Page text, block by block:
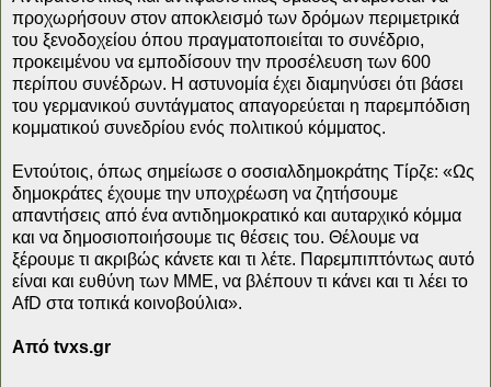
προχωρήσουν στον αποκλεισμό των δρόμων περιμετρικά
του ξενοδοχείου όπου πραγματοποιείται το συνέδριο,
προκειμένου να εμποδίσουν την προσέλευση των 600
περίπου συνέδρων. Η αστυνομία έχει διαμηνύσει ότι βάσει
του γερμανικού συντάγματος απαγορεύεται η παρεμπόδιση
κομματικού συνεδρίου ενός πολιτικού κόμματος.
Εντούτοις, όπως σημείωσε ο σοσιαλδημοκράτης Τίρζε: «Ως
δημοκράτες έχουμε την υποχρέωση να ζητήσουμε
απαντήσεις από ένα αντιδημοκρατικό και αυταρχικό κόμμα
και να δημοσιοποιήσουμε τις θέσεις του. Θέλουμε να
ξέρουμε τι ακριβώς κάνετε και τι λέτε. Παρεμπιπτόντως αυτό
είναι και ευθύνη των ΜΜΕ, να βλέπουν τι κάνει και τι λέει το
AfD στα τοπικά κοινοβούλια».
Από tvxs.gr